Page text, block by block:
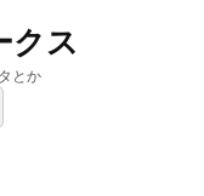
クス
とか